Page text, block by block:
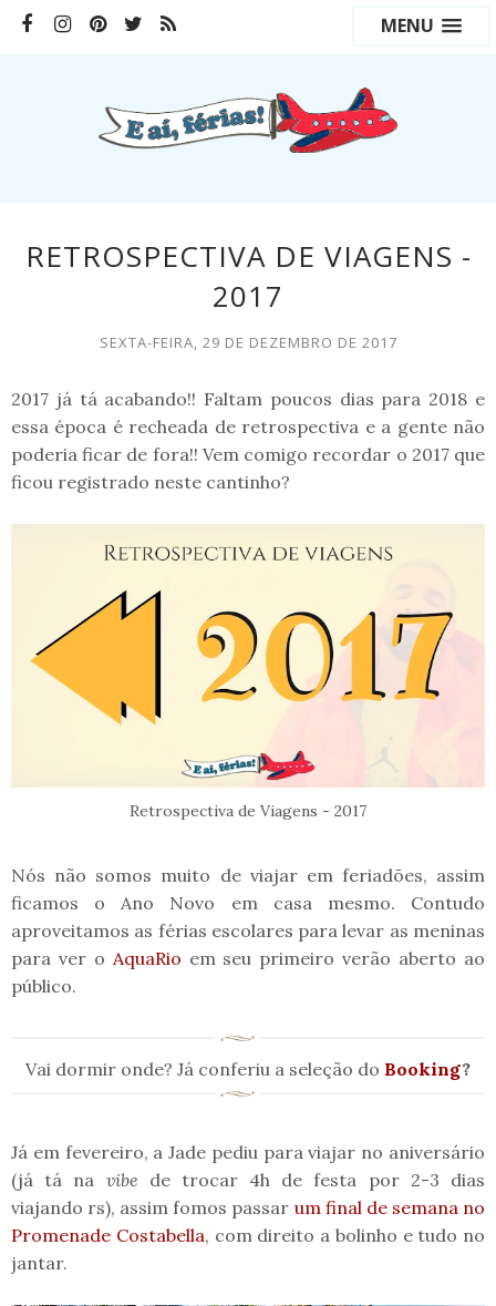
MENU
RETROSPECTIVA DE VIAGENS -
2017
SEXTA-FEIRA, 29 DE DEZEMBRO DE 2017
2017 já tá acabando!! Faltam poucos dias para 2018 e
essa época é recheada de retrospectiva e a gente não
poderia ficar de fora!! Vem comigo recordar o 2017 que
ficou registrado neste cantinho?
Retrospectiva de Viagens - 2017
Nós não somos muito de viajar em feriadões, assim
ficamos o Ano Novo em casa mesmo. Contudo
aproveitamos as férias escolares para levar as meninas
para ver o AquaRio em seu primeiro verão aberto ao
público.
Vai dormir onde? Já conferiu a seleção do Booking?
Já em fevereiro, a Jade pediu para viajar no aniversário
(já tá na vibe de trocar 4h de festa por 2-3 dias
viajando rs), assim fomos passar um final de semana no
Promenade Costabella, com direito a bolinho e tudo no
jantar.